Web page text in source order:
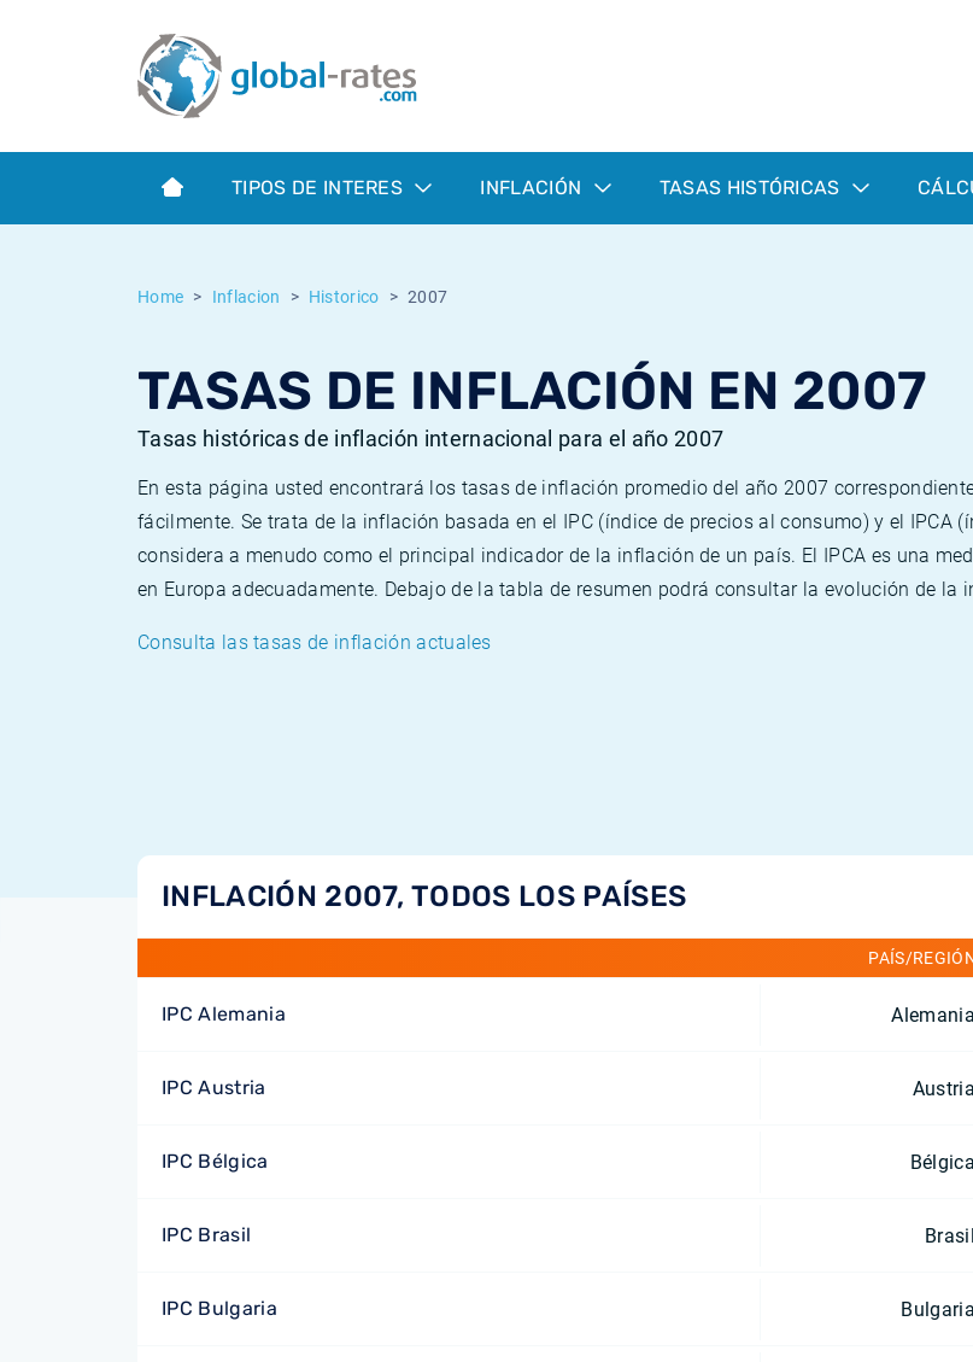
TIPOS DE INTERES INFLACIÓN TASAS HISTÓRICAS
Home Inflacion Historico 2007
TASAS DE INFLACIÓN EN 2007
Tasas históricas de inflación internacional para el año 2007
En esta página usted encontrará los tasas de inflación promedio del año 2007
fácilmente. Se trata de la inflación basada en el IPC (índice de precios al consumo) y el IPCA
considera a menudo como el principal indicador de la inflación de un país. El IPCA es una
en Europa adecuadamente. Debajo de la tabla de resumen podrá consultar la evolución de
Consulta las tasas de inflación actuales
INFLACIÓN 2007, TODOS LOS PAÍSES
PAÍS/
IPC Alemania Alemania
IPC Austria Austria
IPC Bélgica Bélgica
IPC Brasil Brasil
IPC Bulgaria Bulgaria
Term SOFR
¿Qué es la inflación IPC?
¿Qué es la inflación IPCA?
Inflación Mexicano - IPC
Euribor - histórico
ESTER - histórico
Calculadora de inflación